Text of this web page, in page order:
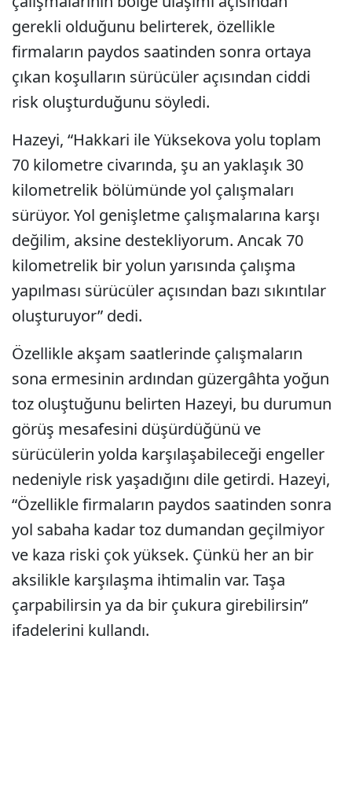
gerekli olduğunu belirterek, özellikle
firmaların paydos saatinden sonra ortaya
çıkan koşulların sürücüler açısından ciddi
risk oluşturduğunu söyledi.
Hazeyi, “Hakkari ile Yüksekova yolu toplam
70 kilometre civarında, şu an yaklaşık 30
kilometrelik bölümünde yol çalışmaları
sürüyor. Yol genişletme çalışmalarına karşı
değilim, aksine destekliyorum. Ancak 70
kilometrelik bir yolun yarısında çalışma
yapılması sürücüler açısından bazı sıkıntılar
oluşturuyor” dedi.
Özellikle akşam saatlerinde çalışmaların
sona ermesinin ardından güzergâhta yoğun
toz oluştuğunu belirten Hazeyi, bu durumun
görüş mesafesini düşürdüğünü ve
sürücülerin yolda karşılaşabileceği engeller
nedeniyle risk yaşadığını dile getirdi. Hazeyi,
“Özellikle firmaların paydos saatinden sonra
yol sabaha kadar toz dumandan geçilmiyor
ve kaza riski çok yüksek. Çünkü her an bir
aksilikle karşılaşma ihtimalin var. Taşa
çarpabilirsin ya da bir çukura girebilirsin”
ifadelerini kullandı.